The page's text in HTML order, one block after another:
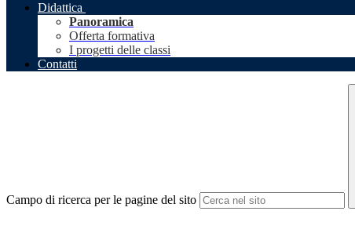
Didattica
Panoramica
Offerta formativa
I progetti delle classi
Contatti
Campo di ricerca per le pagine del sito